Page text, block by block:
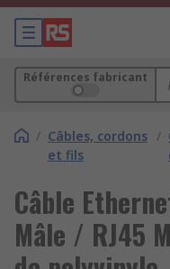
Références fabricant
/ Câbles, cordons
et fils
/
Câble
Mâle / RJ45